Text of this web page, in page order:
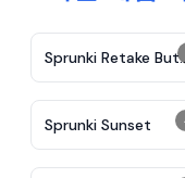
Sprunki Retake But
Chinese
Sprunki Sunset